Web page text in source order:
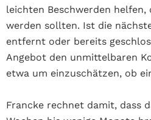
leichten Beschwerden
werden sollten. Ist die
entfernt oder bereits
Angebot den unmittelbaren
etwa um einzuschätzen, ob
Francke rechnet damit, dass